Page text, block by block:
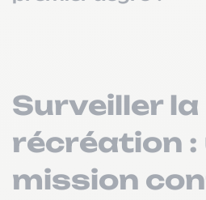
Surveiller la
récréation :
mission